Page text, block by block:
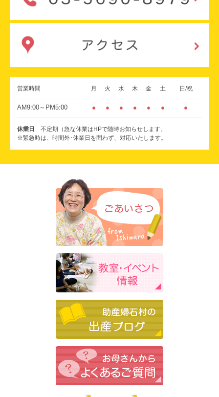
営業時間 月 火 水 木 金 土 日/祝
AM9:00～PM5:00 ● ● ● ● ● ● ●
休業日
不定期（急な休業はHPで随時お知らせします。
※緊急時は、時間外･休業日を問わず、対応いたします。